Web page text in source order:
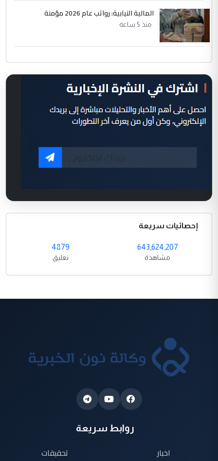
المالية النيابية: رواتب عام 2026 مؤمنة
منذ 5 ساعة
إحصائيات سريعة
643,624,207
مشاهدة
4879
تعليق
روابط سريعة
اخبار
تحقيقات